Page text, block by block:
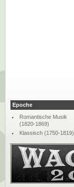
Epoche
Romantische Musik
(1820-1869)
Klassisch (1750-1819)